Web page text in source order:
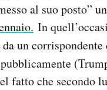
al suo posto”
In
un corrispondente
fatto che secondo